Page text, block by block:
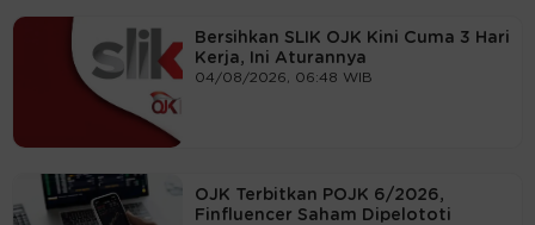
Bersihkan SLIK OJK Kini Cuma 3 Hari
Kerja, Ini Aturannya
04/08/2026, 06:48 WIB
OJK Terbitkan POJK 6/2026,
Finfluencer Saham Dipelototi